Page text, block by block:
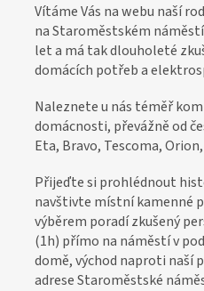
Vítáme Vás na webu naší
na Staroměstském
let a má tak dlouholeté
domácích potřeb a
Naleznete u nás téměř
domácnosti, převážně od
Eta, Bravo, Tescoma,
Přijeďte si prohlédnout
navštivte místní kamenné
výběrem poradí zkušený
(1h) přímo na náměstí v
domě, východ naproti naší
adrese Staroměstské